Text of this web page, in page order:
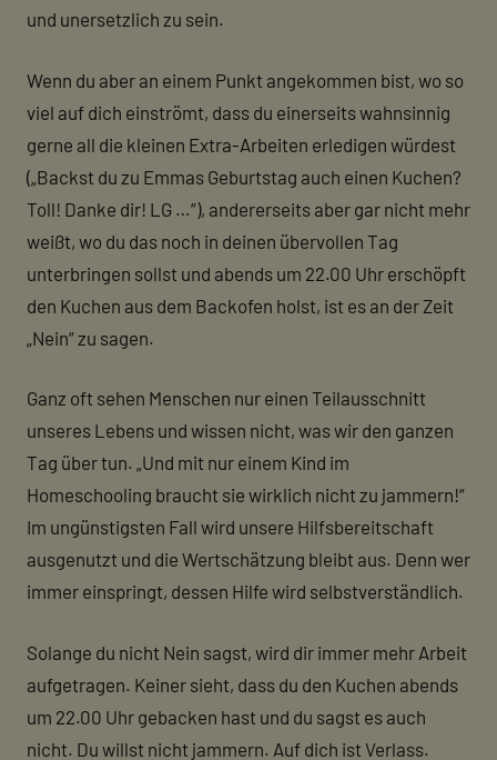
und unersetzlich zu sein.
Wenn du aber an einem Punkt angekommen bist, wo so
viel auf dich einströmt, dass du einerseits wahnsinnig
gerne all die kleinen Extra-Arbeiten erledigen würdest
(„Backst du zu Emmas Geburtstag auch einen Kuchen?
Toll! Danke dir! LG …“), andererseits aber gar nicht mehr
weißt, wo du das noch in deinen übervollen Tag
unterbringen sollst und abends um 22.00 Uhr erschöpft
den Kuchen aus dem Backofen holst, ist es an der Zeit
„Nein“ zu sagen.
Ganz oft sehen Menschen nur einen Teilausschnitt
unseres Lebens und wissen nicht, was wir den ganzen
Tag über tun. „Und mit nur einem Kind im
Homeschooling braucht sie wirklich nicht zu jammern!“
Im ungünstigsten Fall wird unsere Hilfsbereitschaft
ausgenutzt und die Wertschätzung bleibt aus. Denn wer
immer einspringt, dessen Hilfe wird selbstverständlich.
Solange du nicht Nein sagst, wird dir immer mehr Arbeit
aufgetragen. Keiner sieht, dass du den Kuchen abends
um 22.00 Uhr gebacken hast und du sagst es auch
nicht. Du willst nicht jammern. Auf dich ist Verlass.